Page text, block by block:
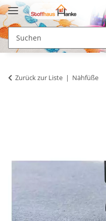
Zurück zur Liste Nähfüße